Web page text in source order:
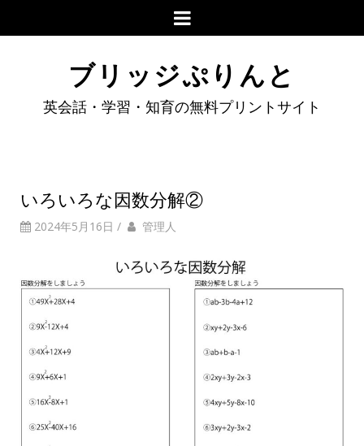
ブリッジぷりんと
英会話・学習・知育の無料プリントサイト
いろいろな因数分解②
2024年5月16日 / 管理人